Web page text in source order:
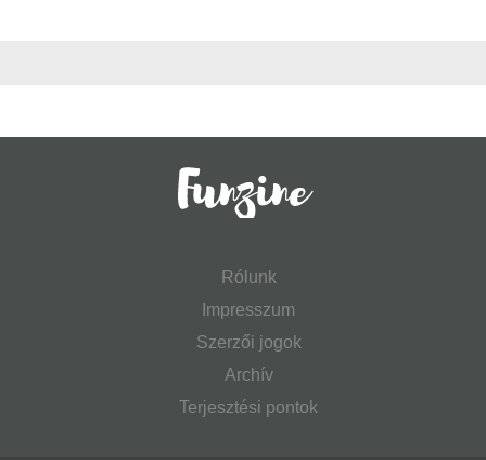
Rólunk
Impresszum
Szerzői jogok
Archív
Terjesztési pontok